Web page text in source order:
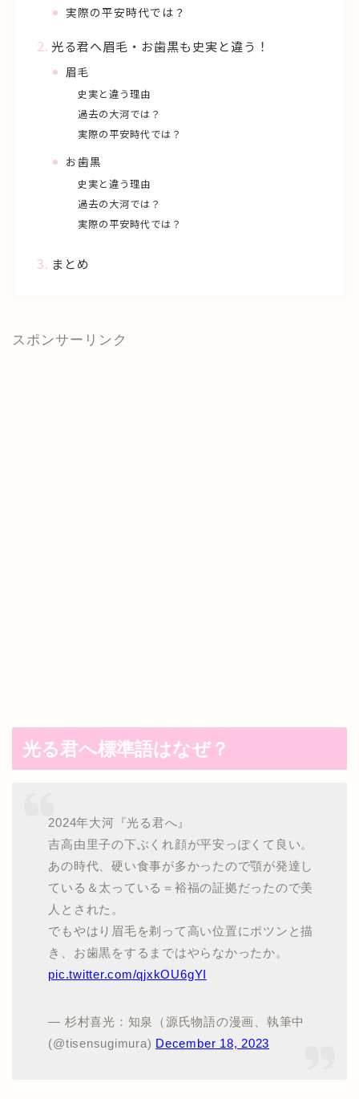
実際の平安時代では？
光る君へ眉毛・お歯黒も史実と違う！
眉毛
史実と違う理由
過去の大河では？
実際の平安時代では？
お歯黒
史実と違う理由
過去の大河では？
実際の平安時代では？
まとめ
スポンサーリンク
光る君へ標準語はなぜ？
2024年大河『光る君へ』
吉高由里子の下ぶくれ顔が平安っぽくて良い。
あの時代、硬い食事が多かったので顎が発達し
ている＆太っている＝裕福の証拠だったので美
人とされた。
でもやはり眉毛を剃って高い位置にポツンと描
き、お歯黒をするまではやらなかったか。
pic.twitter.com/qjxkOU6gYI
— 杉村喜光：知泉（源氏物語の漫画、執筆中
(@tisensugimura) December 18, 2023